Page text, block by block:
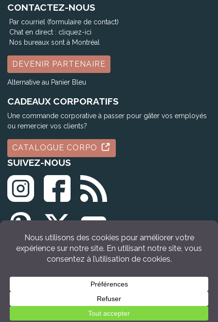
VOIR LE PRODUIT
CONTACTEZ-NOUS
Par courriel (formulaire de contact)
Chat en direct : cliquez-ici
Nos bureaux sont à Montréal
DEVENIR PARTENAIRE
Alternative au Panier Bleu
CADEAUX CORPORATIFS
Une commande corporative à passer pour gâter vos employés
ou remercier vos clients?
CATALOGUE CORPO
SUIVEZ-NOUS
© Tous droits réservés Idée Cadeau Québec (2009 - 2026)
Retour en haut